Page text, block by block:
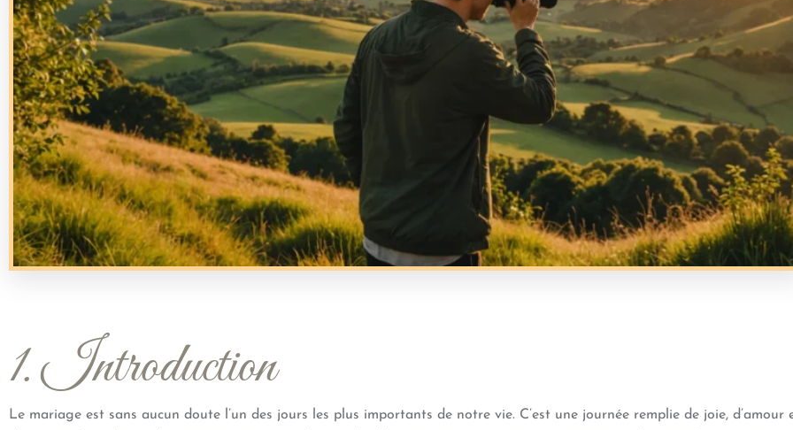
1. Introduction
Le mariage est sans aucun doute l’un des jours les plus importants de notre vie. C’est une journée remplie de joie, d’amour